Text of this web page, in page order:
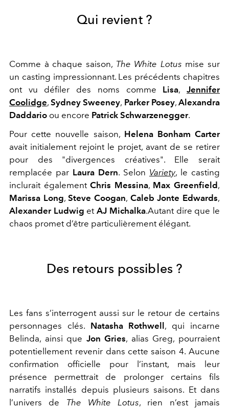
Qui revient ?
Comme à chaque saison, The White Lotus mise sur
un casting impressionnant. Les précédents chapitres
ont vu défiler des noms comme Lisa,Jennifer
Coolidge,Sydney Sweeney, Parker Posey,Alexandra
Daddario ou encore Patrick Schwarzenegger.
Pour cette nouvelle saison, Helena Bonham Carter
avait initialement rejoint le projet, avant de se retirer
pour des "divergences créatives". Elle serait
remplacée par Laura Dern. Selon Variety, le casting
inclurait égalementChris Messina, Max Greenfield,
Marissa Long,Steve Coogan, Caleb Jonte Edwards,
Alexander Ludwig etAJ Michalka.Autant dire que le
chaos promet d’être particulièrement élégant.
Des retours possibles ?
Les fans s’interrogent aussi sur le retour de certains
personnages clés. Natasha Rothwell, qui incarne
Belinda, ainsi que Jon Gries, alias Greg, pourraient
potentiellement revenir dans cette saison 4. Aucune
confirmation officielle pour l’instant, mais leur
présence permettrait de prolonger certains fils
narratifs installés depuis plusieurs saisons. Et dans
l’univers de The White Lotus, rien n’est jamais